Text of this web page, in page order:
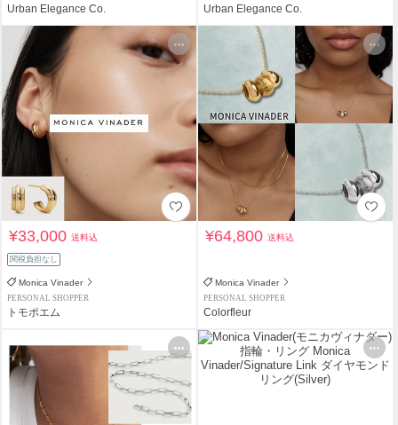
Urban Elegance Co. Urban Elegance Co.
¥33,000送料込
関税負担なし
Monica Vinader
PERSONAL SHOPPER
トモポエム
¥64,800送料込
Monica Vinader
PERSONAL SHOPPER
Colorfleur